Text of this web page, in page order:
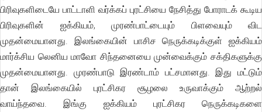
பிரிவுகளிடையே பாட்டாளி வர்க்கப் புரட்சியை நேசித்து போராடக் கூடிய
பிரிவுகளின் ஐக்கியம், முரண்பாட்டையும் பிளவையும் விட
முதன்மையானது. இலங்கையின் பாசிச நெருக்கடிக்குள் ஐக்கியம்
மார்க்சிய லெனிய மாவோ சிந்தனையை முன்வைக்கும் சக்திகளுக்கு
முதன்மையானது. முரண்பாடு இரண்டாம் பட்சமானது. இது மட்டும்
தான் இலங்கையில் புரட்சிகர சூழலை உருவாக்கும் ஆற்றல்
வாய்ந்தவை. இங்கு ஐக்கியம் புரட்சிகர நெருக்கடிகளை